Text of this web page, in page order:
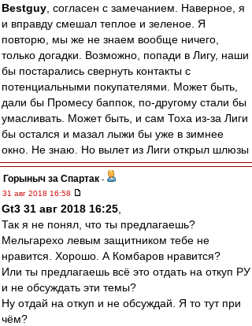
Bestguy , согласен с замечанием. Наверное, я
и вправду смешал теплое и зеленое. Я
повторю, мы же не знаем вообще ничего,
только догадки. Возможно, попади в Лигу, наши
бы постарались свернуть контакты с
потенциальными покупателями. Может быть,
дали бы Промесу баппок, по-другому стали бы
умасливать. Может быть, и сам Тоха из-за Лиги
бы остался и мазал лыжи бы уже в зимнее
окно. Не знаю. Но вылет из Лиги открыл шлюзы
Горыныч за Спартак -
31 авг 2018 16:58
Gt3 31 авг 2018 16:25
Так я не понял, что ты предлагаешь?
Мельгарехо левым защитником тебе не
нравится. Хорошо. А Комбаров нравится?
Или ты предлагаешь всё это отдать на откуп РУ
и не обсуждать эти темы?
Ну отдай на откуп и не обсуждай. Я то тут при
чём?